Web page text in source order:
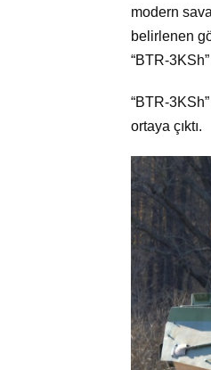
modern
belirlenen
“BTR-
“BTR-
ortaya çıktı.